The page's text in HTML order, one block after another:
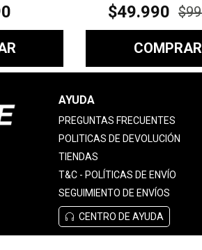
$49.990 $99
COMPRAR
AYUDA
PREGUNTAS FRECUENTES
POLITICAS DE DEVOLUCIÓN
TIENDAS
T&C - POLÍTICAS DE ENVÍO
SEGUIMIENTO DE ENVÍOS
CENTRO DE AYUDA